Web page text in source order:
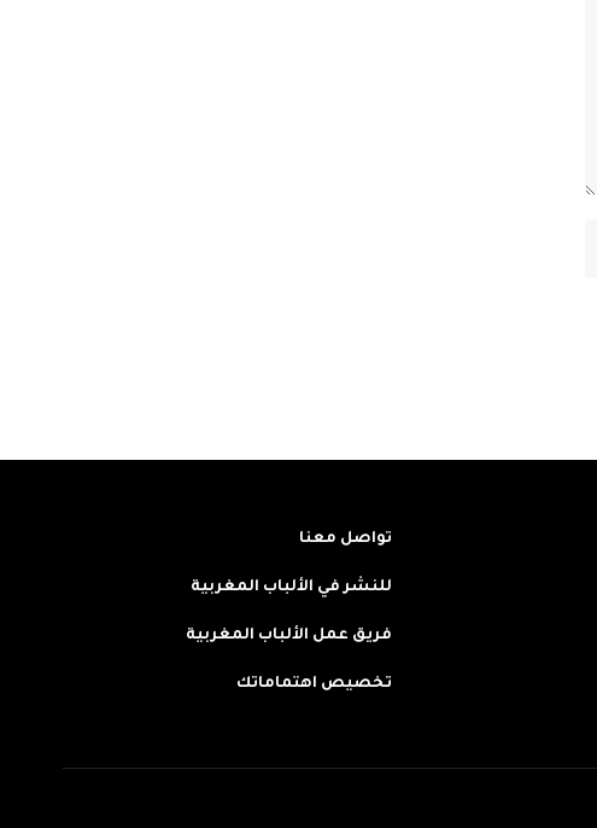
تواصل معنا
للنشر في الألباب المغربية
فريق عمل الألباب المغربية
تخصيص اهتماماتك